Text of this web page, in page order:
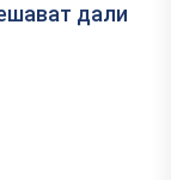
дали